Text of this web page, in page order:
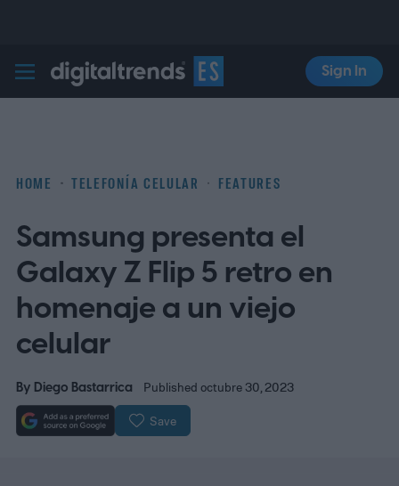
Digital Trends Español
Sign In
HOME TELEFONÍA CELULAR FEATURES
Samsung presenta el
Galaxy Z Flip 5 retro en
homenaje a un viejo
celular
By Diego Bastarrica Published octubre 30, 2023
Save